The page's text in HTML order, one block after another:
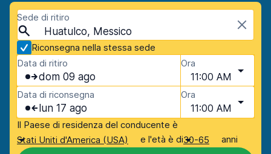
Sede di ritiro
Huatulco, Messico
Riconsegna nella stessa sede
Data di ritiro
dom 09 ago
Ora
11:00 AM
Data di riconsegna
lun 17 ago
Ora
11:00 AM
Il Paese di residenza del conducente è
Stati Uniti d'America (USA)
e l'età è di30-65 anni